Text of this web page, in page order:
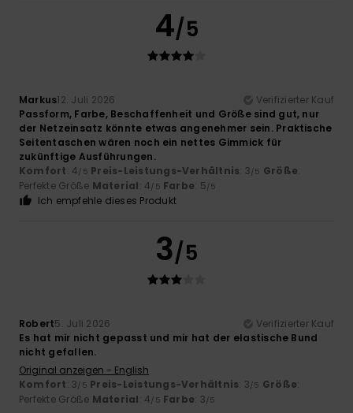
4/5
Markus12. Juli 2026
Verifizierter Kauf
Passform, Farbe, Beschaffenheit und Größe sind gut, nur
der Netzeinsatz könnte etwas angenehmer sein. Praktische
Seitentaschen wären noch ein nettes Gimmick für
zukünftige Ausführungen.
Komfort: 4/5 Preis-Leistungs-Verhältnis: 3/5 Größe:
Perfekte Größe Material: 4/5 Farbe: 5/5
Ich empfehle dieses Produkt
3/5
Robert5. Juli 2026
Verifizierter Kauf
Es hat mir nicht gepasst und mir hat der elastische Bund
nicht gefallen.
Original anzeigen - English
Komfort: 3/5 Preis-Leistungs-Verhältnis: 3/5 Größe:
Perfekte Größe Material: 4/5 Farbe: 3/5